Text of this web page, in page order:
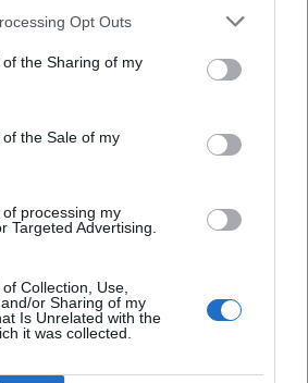
Opt Outs
the Sharing of my
the Sale of my
processing my
Targeted Advertising.
Collection, Use,
or Sharing of my
Is Unrelated with the
it was collected.
online gut sichtbar. Das
dich bei der
im Sprachenbereich
zwischen
und Resilienz-
barrierefrei zugänglich
sich eine kurze
dem Service, damit dein
gelingt.